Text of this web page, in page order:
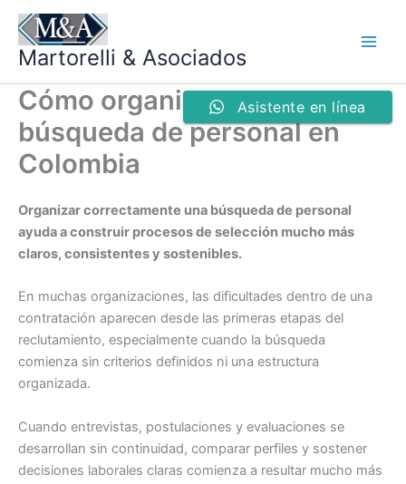
contenido
Martorelli & Asociados
Cómo organizar una
búsqueda de personal en
Colombia
Organizar correctamente una búsqueda de personal
ayuda a construir procesos de selección mucho más
claros, consistentes y sostenibles.
En muchas organizaciones, las dificultades dentro de una
contratación aparecen desde las primeras etapas del
reclutamiento, especialmente cuando la búsqueda
comienza sin criterios definidos ni una estructura
organizada.
Cuando entrevistas, postulaciones y evaluaciones se
desarrollan sin continuidad, comparar perfiles y sostener
decisiones laborales claras comienza a resultar mucho más
Asistente en línea